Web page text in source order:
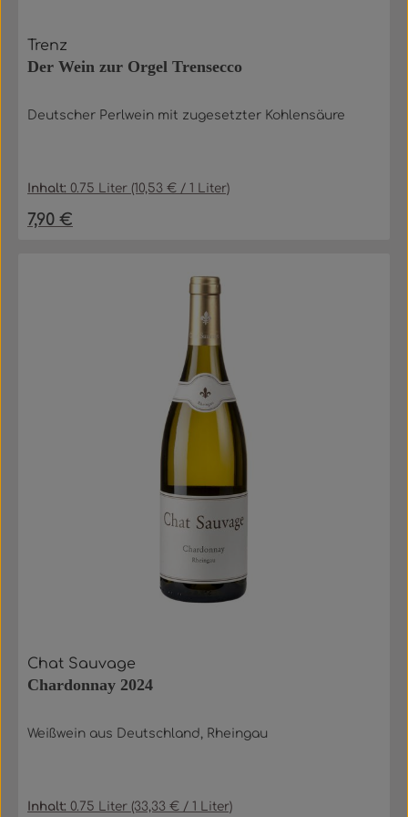
Trenz
Der Wein zur Orgel Trensecco
Deutscher Perlwein mit zugesetzter Kohlensäure
Inhalt:0.75 Liter (10,53 € / 1 Liter)
Regulärer Preis:
7,90 €
Chat Sauvage
Chardonnay 2024
Weißwein aus Deutschland, Rheingau
Inhalt:0.75 Liter (33,33 € / 1 Liter)